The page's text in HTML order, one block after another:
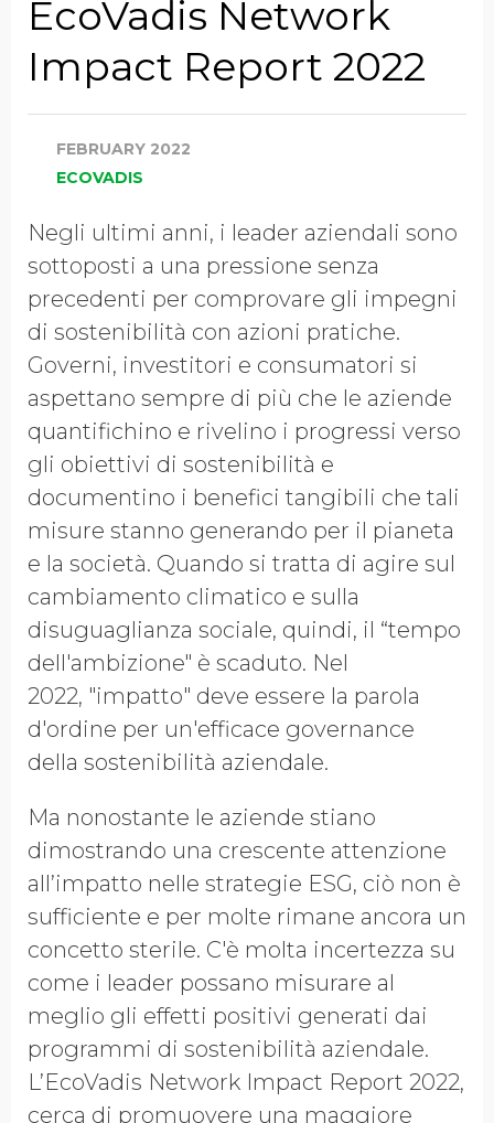
EcoVadis Network
Impact Report 2022
FEBRUARY 2022
ECOVADIS
Negli ultimi anni, i leader aziendali sono
sottoposti a una pressione senza
precedenti per comprovare gli impegni
di sostenibilità con azioni pratiche.
Governi, investitori e consumatori si
aspettano sempre di più che le aziende
quantifichino e rivelino i progressi verso
gli obiettivi di sostenibilità e
documentino i benefici tangibili che tali
misure stanno generando per il pianeta
e la società. Quando si tratta di agire sul
cambiamento climatico e sulla
disuguaglianza sociale, quindi, il “tempo
dell'ambizione" è scaduto. Nel
2022, "impatto" deve essere la parola
d'ordine per un'efficace governance
della sostenibilità aziendale.
Ma nonostante le aziende stiano
dimostrando una crescente attenzione
all’impatto nelle strategie ESG, ciò non è
sufficiente e per molte rimane ancora un
concetto sterile. C'è molta incertezza su
come i leader possano misurare al
meglio gli effetti positivi generati dai
programmi di sostenibilità aziendale.
L’EcoVadis Network Impact Report 2022,
cerca di promuovere una maggiore